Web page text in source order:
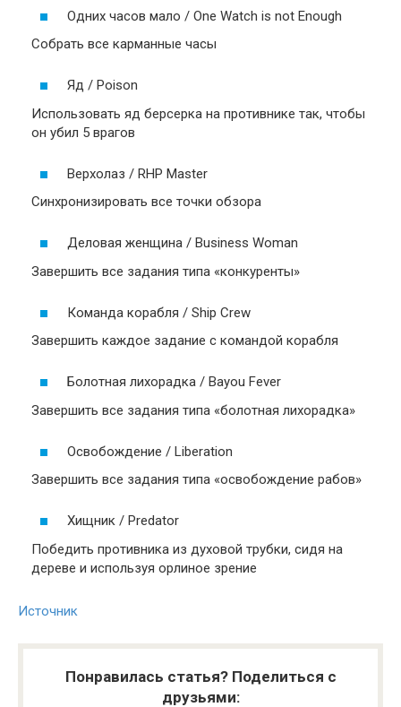
Одних часов мало / One Watch is not Enough
Собрать все карманные часы
Яд / Poison
Использовать яд берсерка на противнике так, чтобы
он убил 5 врагов
Верхолаз / RHP Master
Синхронизировать все точки обзора
Деловая женщина / Business Woman
Завершить все задания типа «конкуренты»
Команда корабля / Ship Crew
Завершить каждое задание с командой корабля
Болотная лихорадка / Bayou Fever
Завершить все задания типа «болотная лихорадка»
Освобождение / Liberation
Завершить все задания типа «освобождение рабов»
Хищник / Predator
Победить противника из духовой трубки, сидя на
дереве и используя орлиное зрение
Источник
Понравилась статья? Поделиться с
друзьями: